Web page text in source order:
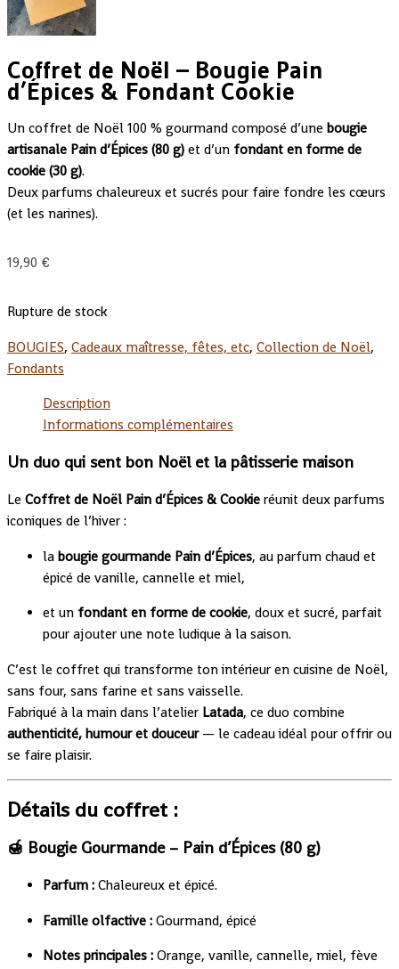
Coffret de Noël – Bougie Pain
d’Épices & Fondant Cookie
Un coffret de Noël 100 % gourmand composé d’une bougie
artisanale Pain d’Épices (80 g) et d’un fondant en forme de
cookie (30 g).
Deux parfums chaleureux et sucrés pour faire fondre les cœurs
(et les narines).
19,90 €
Rupture de stock
BOUGIES, Cadeaux maîtresse, fêtes, etc, Collection de Noël,
Fondants
Description
Informations complémentaires
Un duo qui sent bon Noël et la pâtisserie maison
Le Coffret de Noël Pain d’Épices & Cookie réunit deux parfums
iconiques de l’hiver :
la bougie gourmande Pain d’Épices, au parfum chaud et
épicé de vanille, cannelle et miel,
et un fondant en forme de cookie, doux et sucré, parfait
pour ajouter une note ludique à la saison.
C’est le coffret qui transforme ton intérieur en cuisine de Noël,
sans four, sans farine et sans vaisselle.
Fabriqué à la main dans l’atelier Latada, ce duo combine
authenticité, humour et douceur— le cadeau idéal pour offrir ou
se faire plaisir.
Détails du coffret :
🍯 Bougie Gourmande – Pain d’Épices (80 g)
Parfum : Chaleureux et épicé.
Famille olfactive : Gourmand, épicé
Notes principales : Orange, vanille, cannelle, miel, fève